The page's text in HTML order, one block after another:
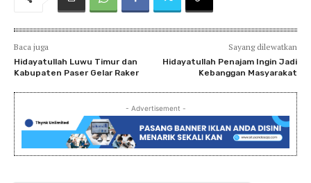
Baca juga
Hidayatullah Luwu Timur dan
Kabupaten Paser Gelar Raker
Sayang dilewatkan
Hidayatullah Penajam Ingin Jadi
Kebanggan Masyarakat
- Advertisement -